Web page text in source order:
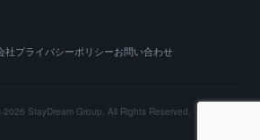
社プライバシーポリシーお問い合わせ
2026 StayDream Group. All Rights Reserved.